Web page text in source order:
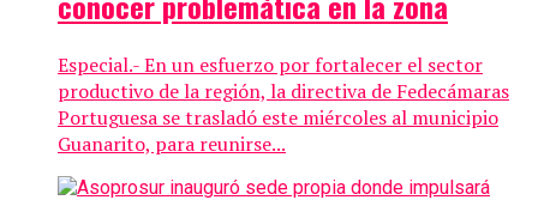
Especial.- En un esfuerzo por fortalecer el sector
productivo de la región, la directiva de Fedecámaras
Portuguesa se trasladó este miércoles al municipio
Guanarito, para reunirse...